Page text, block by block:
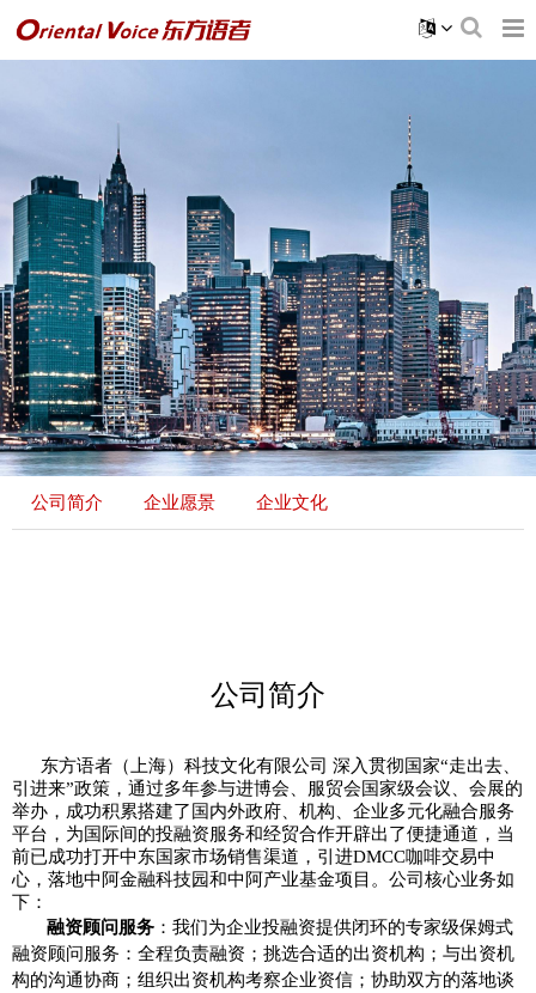
公司简介 企业愿景 企业文化
公司简介
东方语者（上海）科技文化有限公司 深入贯彻国家“走出去、
引进来”政策，通过多年参与进博会、服贸会国家级会议、会展的
举办，成功积累搭建了国内外政府、机构、企业多元化融合服务
平台，为国际间的投融资服务和经贸合作开辟出了便捷通道，当
前已成功打开中东国家市场销售渠道，引进DMCC咖啡交易中
心，落地中阿金融科技园和中阿产业基金项目。公司核心业务如
下：
融资顾问服务 ：我们为企业投融资提供闭环的专家级保姆式
融资顾问服务：全程负责融资；挑选合适的出资机构；与出资机
构的沟通协商；组织出资机构考察企业资信；协助双方的落地谈